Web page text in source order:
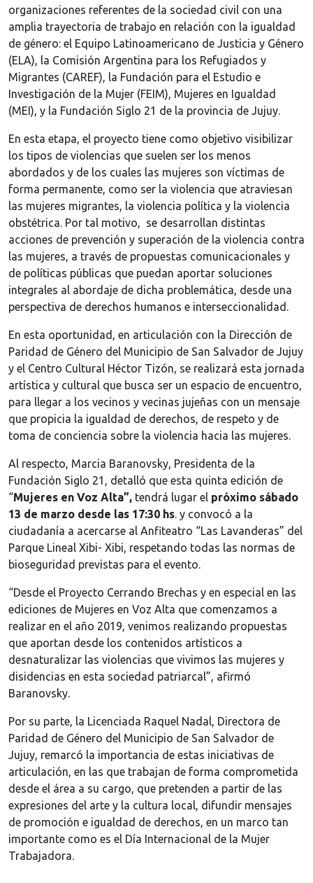
organizaciones referentes de la sociedad civil con una
amplia trayectoria de trabajo en relación con la igualdad
de género: el Equipo Latinoamericano de Justicia y Género
(ELA), la Comisión Argentina para los Refugiados y
Migrantes (CAREF), la Fundación para el Estudio e
Investigación de la Mujer (FEIM), Mujeres en Igualdad
(MEI), y la Fundación Siglo 21 de la provincia de Jujuy.
En esta etapa, el proyecto tiene como objetivo visibilizar
los tipos de violencias que suelen ser los menos
abordados y de los cuales las mujeres son víctimas de
forma permanente, como ser la violencia que atraviesan
las mujeres migrantes, la violencia política y la violencia
obstétrica. Por tal motivo, se desarrollan distintas
acciones de prevención y superación de la violencia contra
las mujeres, a través de propuestas comunicacionales y
de políticas públicas que puedan aportar soluciones
integrales al abordaje de dicha problemática, desde una
perspectiva de derechos humanos e interseccionalidad.
En esta oportunidad, en articulación con la Dirección de
Paridad de Género del Municipio de San Salvador de Jujuy
y el Centro Cultural Héctor Tizón, se realizará esta jornada
artística y cultural que busca ser un espacio de encuentro,
para llegar a los vecinos y vecinas jujeñas con un mensaje
que propicia la igualdad de derechos, de respeto y de
toma de conciencia sobre la violencia hacia las mujeres.
Al respecto, Marcia Baranovsky, Presidenta de la
Fundación Siglo 21, detalló que esta quinta edición de
“Mujeres en Voz Alta”, tendrá lugar el próximo sábado
13 de marzo desde las 17:30 hs. y convocó a la
ciudadanía a acercarse al Anfiteatro “Las Lavanderas” del
Parque Lineal Xibi- Xibi, respetando todas las normas de
bioseguridad previstas para el evento.
“Desde el Proyecto Cerrando Brechas y en especial en las
ediciones de Mujeres en Voz Alta que comenzamos a
realizar en el año 2019, venimos realizando propuestas
que aportan desde los contenidos artísticos a
desnaturalizar las violencias que vivimos las mujeres y
disidencias en esta sociedad patriarcal”, afirmó
Baranovsky.
Por su parte, la Licenciada Raquel Nadal, Directora de
Paridad de Género del Municipio de San Salvador de
Jujuy, remarcó la importancia de estas iniciativas de
articulación, en las que trabajan de forma comprometida
desde el área a su cargo, que pretenden a partir de las
expresiones del arte y la cultura local, difundir mensajes
de promoción e igualdad de derechos, en un marco tan
importante como es el Día Internacional de la Mujer
Trabajadora.